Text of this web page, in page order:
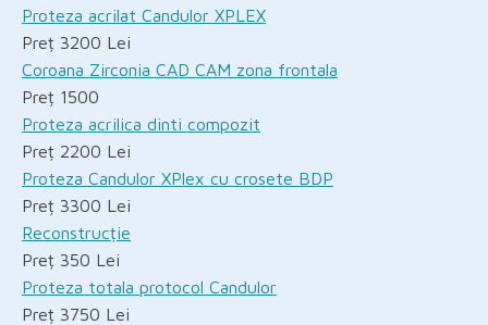
Proteza acrilat Candulor XPLEX
Preț 3200 Lei
Coroana Zirconia CAD CAM zona frontala
Preț 1500
Proteza acrilica dinti compozit
Preț 2200 Lei
Proteza Candulor XPlex cu crosete BDP
Preț 3300 Lei
Reconstrucție
Preț 350 Lei
Proteza totala protocol Candulor
Preț 3750 Lei